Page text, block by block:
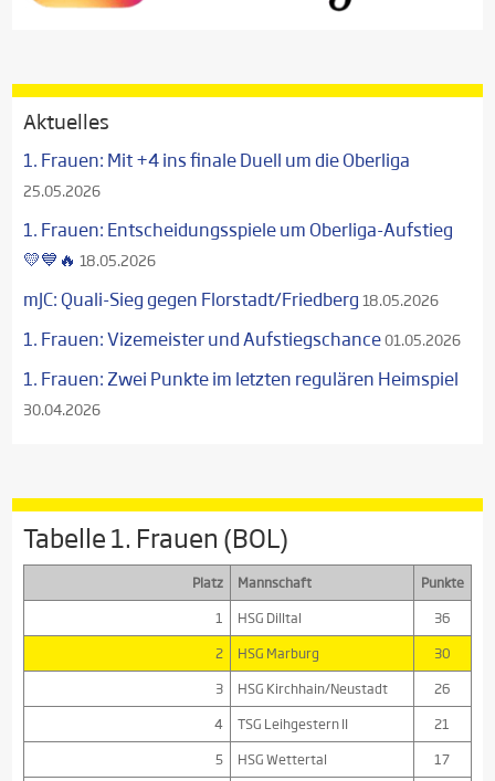
Aktuelles
1. Frauen: Mit +4 ins finale Duell um die Oberliga
25.05.2026
1. Frauen: Entscheidungsspiele um Oberliga-Aufstieg
💛💙🔥 18.05.2026
mJC: Quali-Sieg gegen Florstadt/Friedberg 18.05.2026
1. Frauen: Vizemeister und Aufstiegschance01.05.2026
1. Frauen: Zwei Punkte im letzten regulären Heimspiel
30.04.2026
Tabelle 1. Frauen (BOL)
Platz Mannschaft
Punkte
1
HSG Dilltal
36
2
HSG Marburg
30
3
HSG Kirchhain/Neustadt
26
4
TSG Leihgestern II
21
5
HSG Wettertal
17